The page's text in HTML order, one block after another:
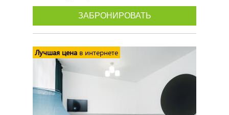
ЗАБРОНИРОВАТЬ
Лучшая цена в интернете